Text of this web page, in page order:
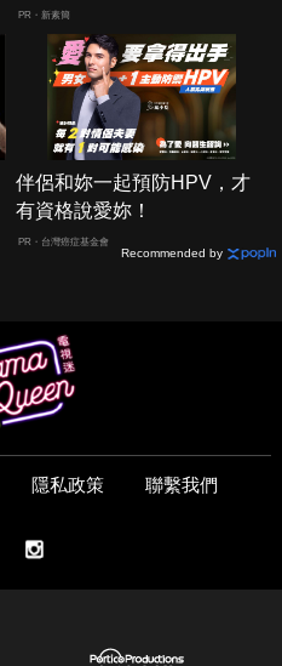
人生
PR・新素簡
伴侶和妳一起預防HPV，才
有資格說愛妳！
PR・台灣癌症基金會
Recommended by
隱私政策 聯繫我們